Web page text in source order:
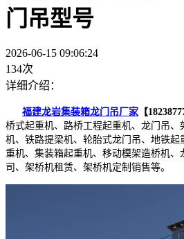
门吊型号
2026-06-15 09:06:24
134次
详细介绍：
福建龙岩集装箱龙门吊厂家 【
桥式起重机、路桥工程起重机、龙门吊
机、铁路提梁机、轮胎式龙门吊、地铁
重机、集装箱起重机、移动模架造桥机
司、架桥机租赁、架桥机定制销售等。